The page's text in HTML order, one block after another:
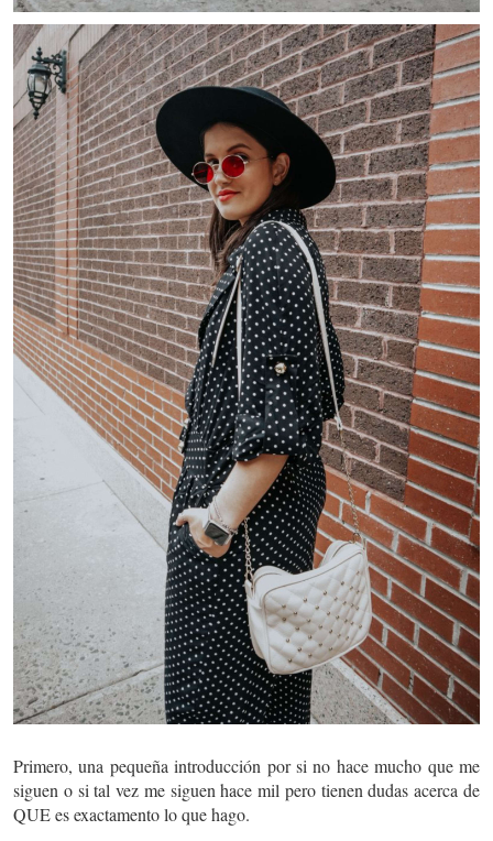
Primero, una pequeña introducción por si no hace mucho que me
siguen o si tal vez me siguen hace mil pero tienen dudas acerca de
QUE es exactamento lo que hago.